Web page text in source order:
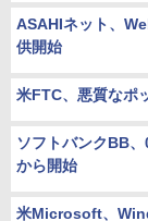
ASAHIネット、
供開始
米FTC、悪質なポ
ソフトバンクBB
から開始
米Microsoft、